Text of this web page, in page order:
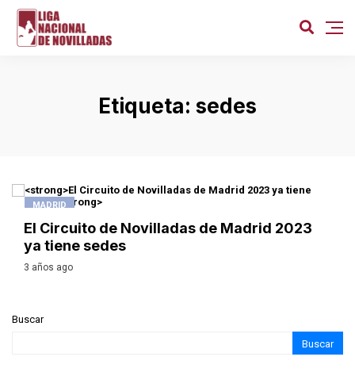
Etiqueta: sedes
MADRID
El Circuito de Novilladas de Madrid 2023
ya tiene sedes
3 años ago
Buscar
Buscar